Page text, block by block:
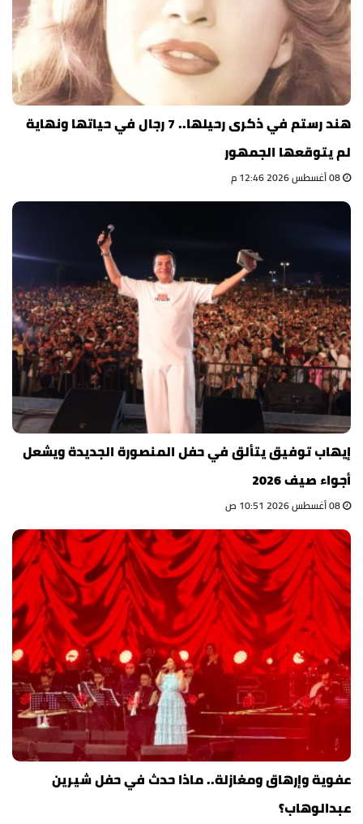
هند رستم في ذكرى رحيلها.. 7 رجال في حياتها ونهاية
لم يتوقعها الجمهور
إيهاب توفيق يتألق في حفل المنصورة الجديدة ويشعل
أجواء صيف 2026
عفوية وإرهاق ومغازلة.. ماذا حدث في حفل شيرين
عبدالوهاب؟